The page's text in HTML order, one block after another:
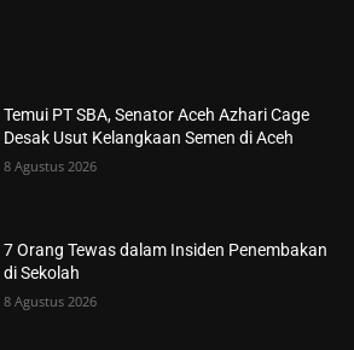
Temui PT SBA, Senator Aceh Azhari Cage
Desak Usut Kelangkaan Semen di Aceh
8 Agustus 2026
7 Orang Tewas dalam Insiden Penembakan
di Sekolah
8 Agustus 2026